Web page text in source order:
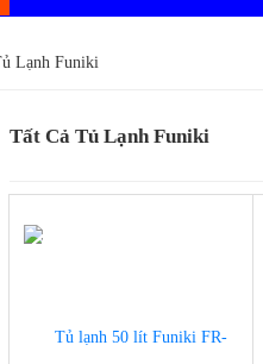
Lạnh Funiki
Tất Cả Tủ Lạnh Funiki
-25%